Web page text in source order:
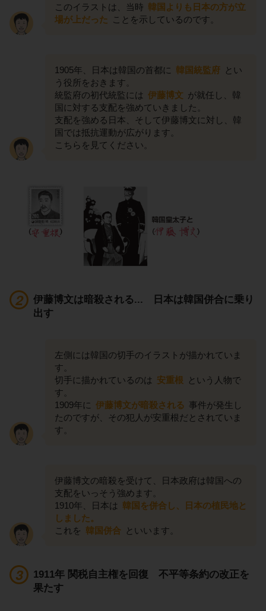
このイラストは、当時 韓国よりも日本の方が立
場が上だった
ことを示しているのです。
1905年、日本は韓国の首都に 韓国統監府 とい
う役所をおきます。
統監府の初代統監には 伊藤博文 が就任し、韓
国に対する支配を強めていきました。
支配を強める日本、そして伊藤博文に対し、韓
国では抵抗運動が広がります。
こちらを見てください。
伊藤博文は暗殺される... 日本は韓国併合に乗り
出す
左側には韓国の切手のイラストが描かれていま
す。
切手に描かれているのは 安重根
という人物で
す。
1909年に 伊藤博文が暗殺される 事件が発生し
たのですが、その犯人が安重根だとされていま
す。
伊藤博文の暗殺を受けて、日本政府は韓国への
支配をいっそう強めます。
1910年、日本は 韓国を併合し、日本の植民地と
しました。
これを 韓国併合 といいます。
1911年 関税自主権を回復 不平等条約の改正を
果たす